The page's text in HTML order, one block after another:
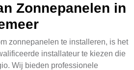
Zonnepanelen in
zonnepanelen te installeren, is het
installateur te kiezen die
Wij bieden professionele